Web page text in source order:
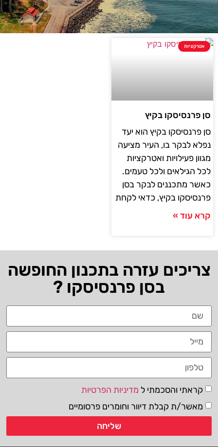
אטרקציות
סן פרנסיסקו בקיץ
סן פרנסיסקו בקיץ הוא יעד
נפלא לבקר בו, העיר מציעה
מגוון פעילויות ואטרקציות
לכל הגילאים ולכל טעמים.
כאשר מתכננים לבקר בסן
פרנסיסקו בקיץ, כדאי לקחת
קרא עוד »
צריכים עזרה בתכנון החופשה
בסן פרנסיסקו ?
קראתי והסכמתי ל מדיניות הפרטיות
מאשר/ת קבלת דיוור וחומרים פרסומיים
שליחה